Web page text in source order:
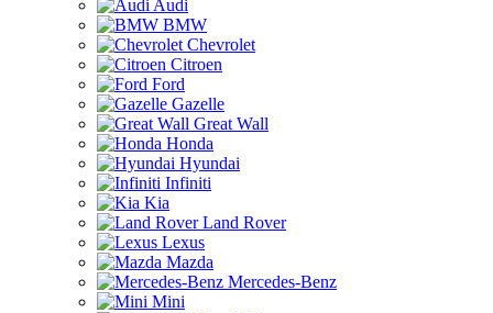
Audi
BMW
Chevrolet
Citroen
Ford
Gazelle
Great Wall
Honda
Hyundai
Infiniti
Kia
Land Rover
Lexus
Mazda
Mercedes-Benz
Mini